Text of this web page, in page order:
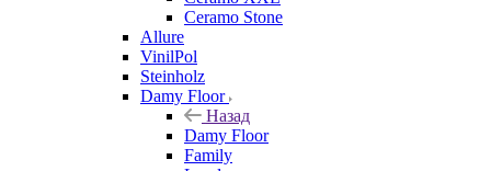
Ceramo Stone
Allure
VinilPol
Steinholz
Damy Floor
Назад
Damy Floor
Family